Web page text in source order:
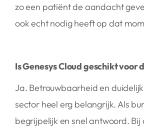
zo een patiënt de aandacht
ook echt nodig heeft op dat
Is Genesys Cloud geschikt voor
Ja. Betrouwbaarheid en
sector heel erg belangrijk. Als
begrijpelijk en snel antwoord. Bij